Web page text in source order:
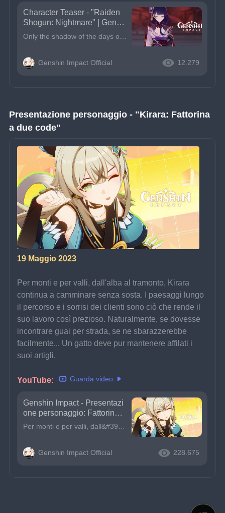
Character Teaser - "Raiden
Shogun: Nightmare" | Gensh
in Impact
Genshin Impact Official 12.279
Presentazione personaggio - "Kirara: Fattorina
a due code"
19 Maggio 2023
Per monti e per valli, dall'alba al tramonto, Kirara
continua a camminare senza sosta. I paesaggi lungo
il percorso e i sorrisi dei clienti sono ciò che rende il
suo lavoro così prezioso. Naturalmente, se dovesse
incontrare guai per strada, se ne sbarazzerebbe
facilmente... Un gatto deve pur mantenere affilati i
suoi artigli.
YouTube: Guarda video
Genshin Impact - Presentazi
one personaggio: Fattorina a
due code | Kirara
Genshin Impact Official 228.675